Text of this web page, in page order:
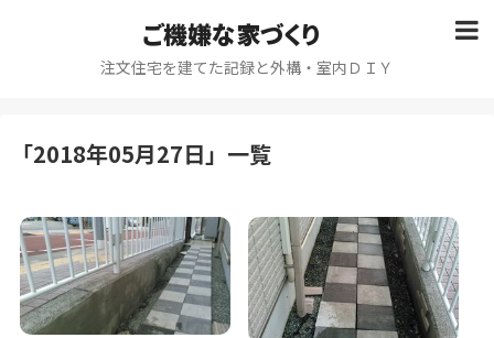
ご機嫌な家づくり
注文住宅を建てた記録と外構・室内ＤＩＹ
「2018年05月27日」 一覧